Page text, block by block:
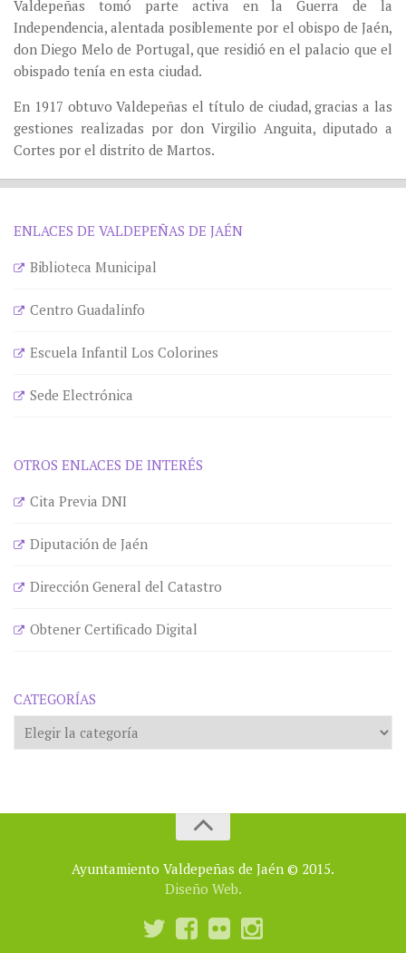
Valdepeñas tomó parte activa en la Guerra de la
Independencia, alentada posiblemente por el obispo de Jaén,
don Diego Melo de Portugal, que residió en el palacio que el
obispado tenía en esta ciudad.
En 1917 obtuvo Valdepeñas el título de ciudad, gracias a las
gestiones realizadas por don Virgilio Anguita, diputado a
Cortes por el distrito de Martos.
ENLACES DE VALDEPEÑAS DE JAÉN
Biblioteca Municipal
Centro Guadalinfo
Escuela Infantil Los Colorines
Sede Electrónica
OTROS ENLACES DE INTERÉS
Cita Previa DNI
Diputación de Jaén
Dirección General del Catastro
Obtener Certificado Digital
CATEGORÍAS
Categorías
Ayuntamiento Valdepeñas de Jaén © 2015.
Diseño Web.